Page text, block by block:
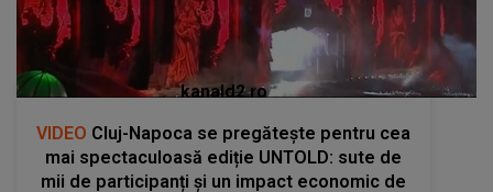
kanald2.ro
VIDEO Cluj-Napoca se pregătește pentru cea
mai spectaculoasă ediție UNTOLD: sute de
mii de participanți și un impact economic de